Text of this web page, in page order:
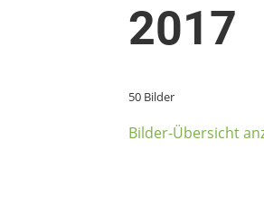
2017
50 Bilder
Bilder-Übersicht